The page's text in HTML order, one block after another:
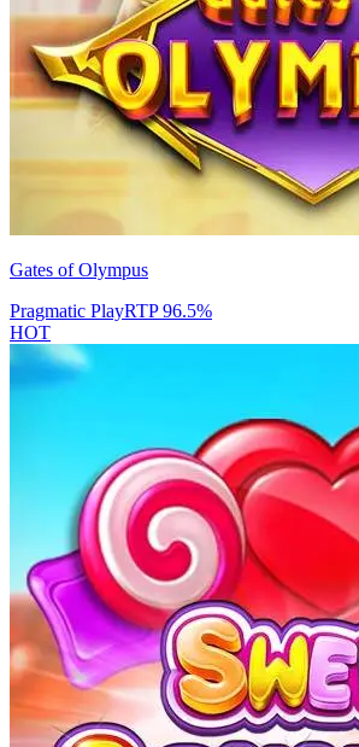
Gates of Olympus
Pragmatic PlayRTP96.5%
HOT